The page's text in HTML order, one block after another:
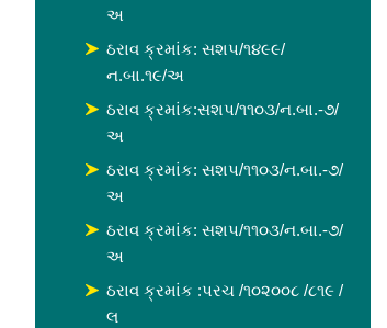
અ
ઠરાવ ક્રમાંક: સશપ/૧૪૯૯/
ન.બા.૧૯/અ
ઠરાવ ક્રમાંક:સશપ/૧૧૦૩/ન.બા.-૭/
અ
ઠરાવ ક્રમાંક: સશપ/૧૧૦૩/ન.બા.-૭/
અ
ઠરાવ ક્રમાંક: સશપ/૧૧૦૩/ન.બા.-૭/
અ
ઠરાવ ક્રમાંક :પરચ /૧૦૨૦૦૮ /૮૧૯ /
લ